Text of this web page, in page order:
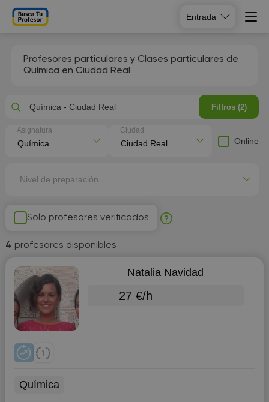
Entrada
Profesores particulares y Clases particulares de
Química en Ciudad Real
Solo profesores verificados
4 profesores disponibles
Natalia Navidad
27 €/h
Química
Química - Ciudad Real Filtros (2)
Asignatura Ciudad
Online
Nivel de preparación